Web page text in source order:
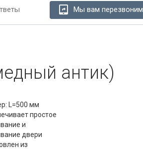
Мы вам перезвоним
антик)
L=500 мм
простое
и
двери
из